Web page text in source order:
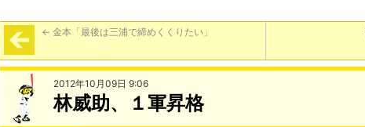
← 金本「最後は三浦で締めくくりたい」
2012年10月09日 9:06
林威助、１軍昇格